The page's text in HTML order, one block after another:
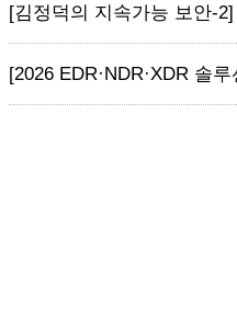
[김정덕의 지속가능 보안-
[2026 EDR·NDR·XDR 솔